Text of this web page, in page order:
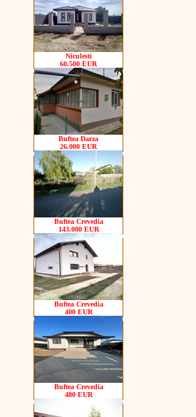
Niculesti
60.500 EUR
Buftea Darza
26.000 EUR
Buftea Crevedia
143.000 EUR
Buftea Crevedia
400 EUR
Buftea Crevedia
480 EUR